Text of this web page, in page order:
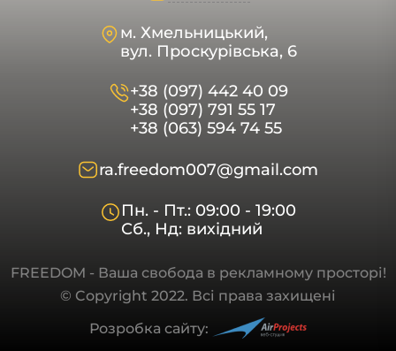
м. Хмельницький,
вул. Проскурівська, 6
+38 (097) 442 40 09
+38 (097) 791 55 17
+38 (063) 594 74 55
ra.freedom007@gmail.com
Пн. - Пт.: 09:00 - 19:00
Сб., Нд: вихідний
FREEDOM - Ваша свобода в рекламному просторі!
© Copyright 2022. Всі права захищені
Розробка сайту: